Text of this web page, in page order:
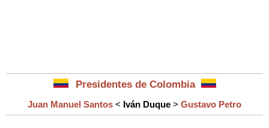
Presidentes de Colombia
Juan Manuel Santos < Iván Duque > Gustavo Petro